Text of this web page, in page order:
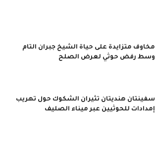
مخاوف متزايدة على حياة الشيخ جبران التام
وسط رفض حوثي لعرض الصلح
سفينتان هنديتان تثيران الشكوك حول تهريب
إمدادات للحوثيين عبر ميناء الصليف